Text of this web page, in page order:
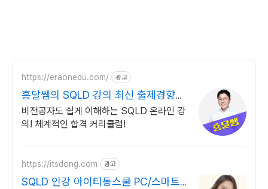
https://eraonedu.com/ 광고
흥달쌤의 SQLD 강의 최신 출제경향
반영
비전공자도 쉽게 이해하는 SQLD 온라인 강
의! 체계적인 합격 커리큘럼!
https://itsdong.com 광고
SQLD 인강 아이티동스쿨 PC/스마트